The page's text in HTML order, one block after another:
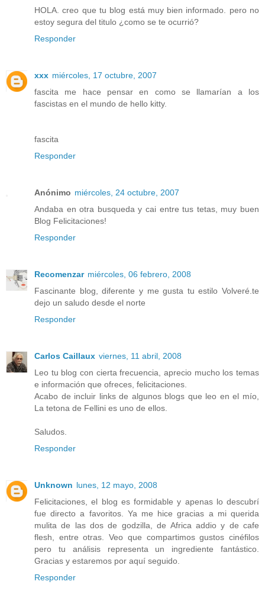
HOLA. creo que tu blog está muy bien informado. pero no
estoy segura del titulo ¿como se te ocurrió?
Responder
xxx miércoles, 17 octubre, 2007
fascita me hace pensar en como se llamarían a los
fascistas en el mundo de hello kitty.
fascita
Responder
Anónimo miércoles, 24 octubre, 2007
Andaba en otra busqueda y cai entre tus tetas, muy buen
Blog Felicitaciones!
Responder
Recomenzar miércoles, 06 febrero, 2008
Fascinante blog, diferente y me gusta tu estilo Volveré.te
dejo un saludo desde el norte
Responder
Carlos Caillaux viernes, 11 abril, 2008
Leo tu blog con cierta frecuencia, aprecio mucho los temas
e información que ofreces, felicitaciones.
Acabo de incluir links de algunos blogs que leo en el mío,
La tetona de Fellini es uno de ellos.
Saludos.
Responder
Unknown lunes, 12 mayo, 2008
Felicitaciones, el blog es formidable y apenas lo descubrí
fue directo a favoritos. Ya me hice gracias a mi querida
mulita de las dos de godzilla, de Africa addio y de cafe
flesh, entre otras. Veo que compartimos gustos cinéfilos
pero tu análisis representa un ingrediente fantástico.
Gracias y estaremos por aquí seguido.
Responder